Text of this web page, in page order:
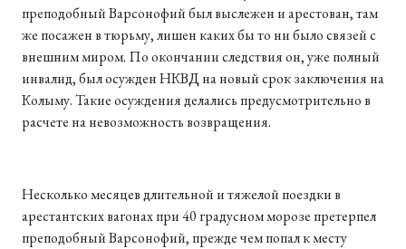
преподобный Варсонофий был выслежен и арестован, там
же посажен в тюрьму, лишен каких бы то ни было связей с
внешним миром. По окончании следст­вия он, уже полный
инвалид, был осужден НКВД на новый срок заключения на
Колыму. Такие осуждения делались предусмотрительно в
расчете на невозможность возвращения.
Несколько месяцев длительной и тяжелой поездки в
арестантских вагонах при 40 градусном морозе претерпел
преподобный Варсонофий, прежде чем попал к месту